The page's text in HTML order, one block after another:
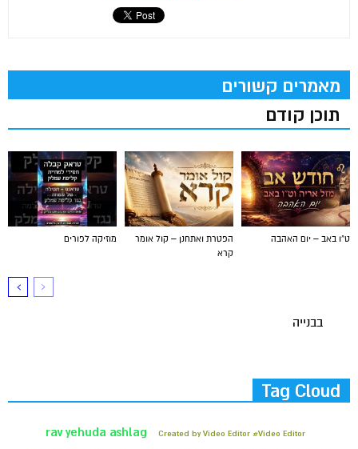
מאמרים קשורים
תוכן קודם
מוזיקה לפורים
הפטרת ואתחנן – קול אומר
קרא
ט"ו באב – יום האהבה
בבנייה
Tag Cloud
Created by Video Editor #Video Editor
rav yehuda ashlag